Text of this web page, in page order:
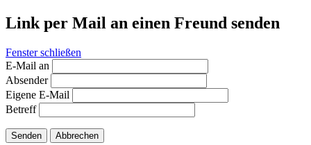
Link per Mail an einen Freund senden
Fenster schließen
E-Mail an
Absender
Eigene E-Mail
Betreff
Senden Abbrechen